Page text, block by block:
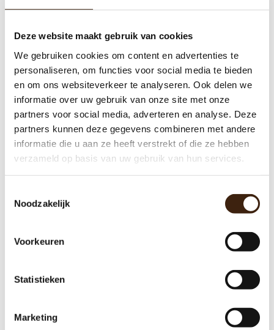
Deze website maakt gebruik van cookies
We gebruiken cookies om content en advertenties te
personaliseren, om functies voor social media te bieden
en om ons websiteverkeer te analyseren. Ook delen we
informatie over uw gebruik van onze site met onze
partners voor social media, adverteren en analyse. Deze
partners kunnen deze gegevens combineren met andere
informatie die u aan ze heeft verstrekt of die ze hebben
verzameld op basis van uw gebruik van hun services.
Noodzakelijk
Voorkeuren
Statistieken
Marketing
Mengkom houder
€9,00